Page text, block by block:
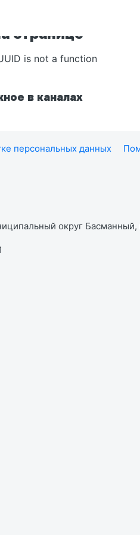
странице
is not a function
в каналах
персональных данных
округ